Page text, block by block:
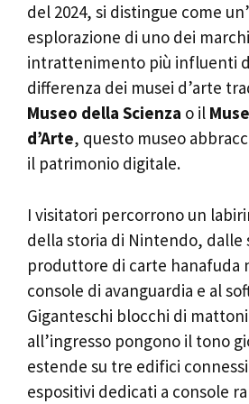
del 2024, si distingue come
esplorazione di uno dei
intrattenimento più influenti
differenza dei musei d’arte
Museo della Scienza o il
d’Arte, questo museo
il patrimonio digitale.
I visitatori percorrono un
della storia di Nintendo, dalle
produttore di carte hanafuda
console di avanguardia e al
Giganteschi blocchi di
all’ingresso pongono il tono
estende su tre edifici
espositivi dedicati a console